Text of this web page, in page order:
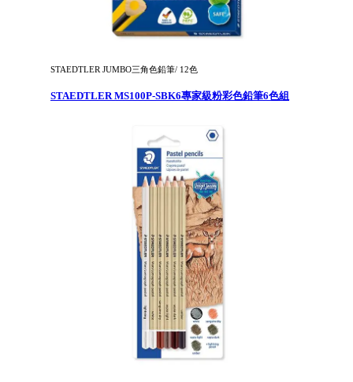
STAEDTLER JUMBO三角色鉛筆/ 12色
STAEDTLER MS100P-SBK6專家級粉彩色鉛筆6色組